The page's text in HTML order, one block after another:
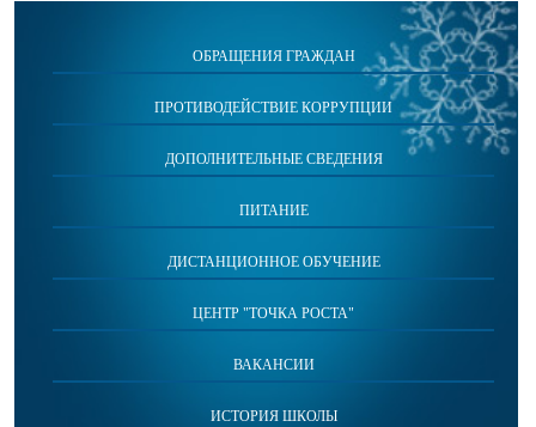
ОБРАЩЕНИЯ ГРАЖДАН
ПРОТИВОДЕЙСТВИЕ КОРРУПЦИИ
ДОПОЛНИТЕЛЬНЫЕ СВЕДЕНИЯ
ПИТАНИЕ
ДИСТАНЦИОННОЕ ОБУЧЕНИЕ
ЦЕНТР "ТОЧКА РОСТА"
ВАКАНСИИ
ИСТОРИЯ ШКОЛЫ